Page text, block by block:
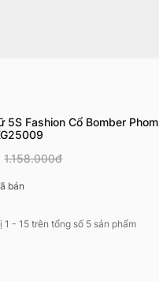
5S Fashion Cổ Bomber Phom
1.158.000đ
bán
1 - 15 trên tổng số 5 sản phẩm